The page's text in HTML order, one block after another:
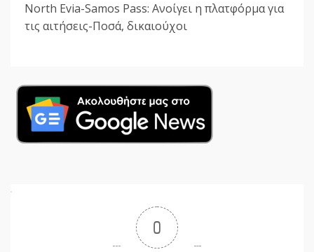
North Evia-Samos Pass: Ανοίγει η πλατφόρμα για
τις αιτήσεις-Ποσά, δικαιούχοι
0